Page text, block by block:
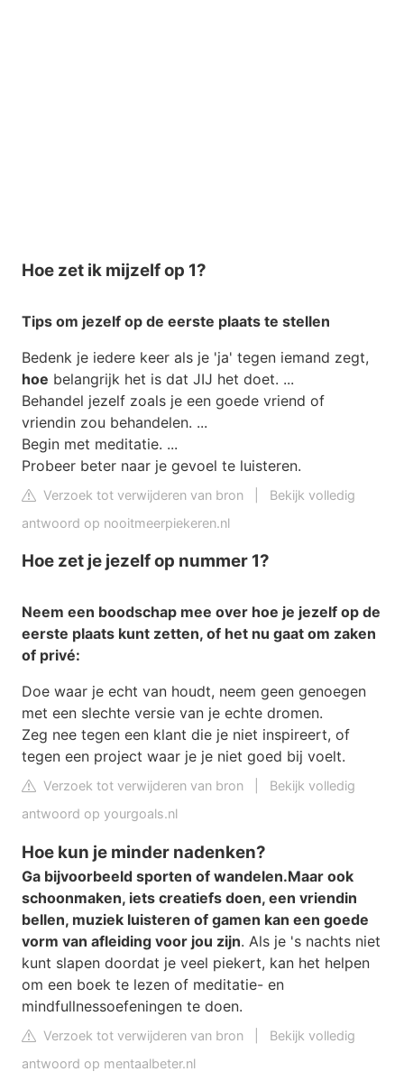
Hoe zet ik mijzelf op 1?
Tips om jezelf op de eerste plaats te stellen
Bedenk je iedere keer als je 'ja' tegen iemand zegt,
hoe belangrijk het is dat JIJ het doet. ...
Behandel jezelf zoals je een goede vriend of
vriendin zou behandelen. ...
Begin met meditatie. ...
Probeer beter naar je gevoel te luisteren.
Verzoek tot verwijderen van bron
Bekijk volledig
antwoord op nooitmeerpiekeren.nl
Hoe zet je jezelf op nummer 1?
Neem een boodschap mee over hoe je jezelf op de
eerste plaats kunt zetten, of het nu gaat om zaken
of privé:
Doe waar je echt van houdt, neem geen genoegen
met een slechte versie van je echte dromen.
Zeg nee tegen een klant die je niet inspireert, of
tegen een project waar je je niet goed bij voelt.
Verzoek tot verwijderen van bron
Bekijk volledig
antwoord op yourgoals.nl
Hoe kun je minder nadenken?
Ga bijvoorbeeld sporten of wandelen.Maar ook
schoonmaken, iets creatiefs doen, een vriendin
bellen, muziek luisteren of gamen kan een goede
vorm van afleiding voor jou zijn. Als je 's nachts niet
kunt slapen doordat je veel piekert, kan het helpen
om een boek te lezen of meditatie- en
mindfullnessoefeningen te doen.
Verzoek tot verwijderen van bron
Bekijk volledig
antwoord op mentaalbeter.nl